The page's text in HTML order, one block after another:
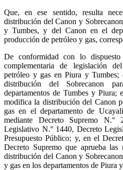
Que, en ese sentido, resulta
distribución del Canon y
y Tumbes, y del Canon en el
producción de petróleo y gas,
De conformidad con lo
complementaria de legislación
petróleo y gas en Piura y
distribución del Sobrecanon
departamentos de Tumbes y
modifica la distribución del Canon
gas en el departamento de
mediante Decreto Supremo N.°
Legislativo N.° 1440, Decreto
Presupuesto Público; y, en el
Decreto Supremo que aprueba las
distribución del Canon y
y gas en los departamentos de Piura